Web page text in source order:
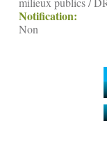
Notification:
Non